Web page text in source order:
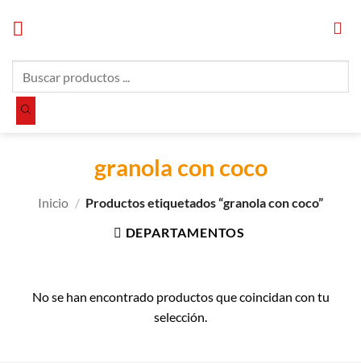
productos
granola con coco
Inicio / Productos etiquetados “granola con coco”
DEPARTAMENTOS
No se han encontrado productos que coincidan con tu
selección.